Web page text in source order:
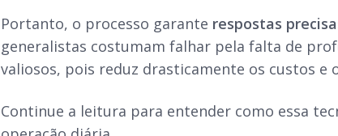
Portanto, o processo garante respostas
generalistas costumam falhar pela falta de
valiosos, pois reduz drasticamente os custos e
Continue a leitura para entender como essa